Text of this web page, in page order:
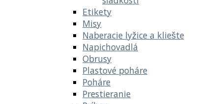
Etikety
Misy
Naberacie lyžice a kliešte
Napichovadlá
Obrusy
Plastové poháre
Poháre
Prestieranie